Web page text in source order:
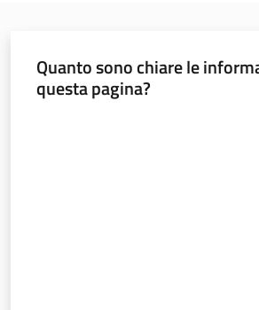
Quanto sono chiare le
questa pagina?